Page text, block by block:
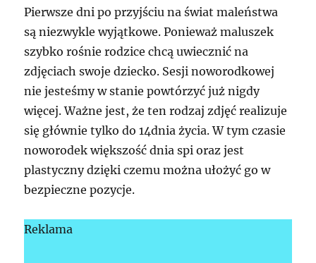
Pierwsze dni po przyjściu na świat maleństwa
są niezwykle wyjątkowe. Ponieważ maluszek
szybko rośnie rodzice chcą uwiecznić na
zdjęciach swoje dziecko. Sesji noworodkowej
nie jesteśmy w stanie powtórzyć już nigdy
więcej. Ważne jest, że ten rodzaj zdjęć realizuje
się głównie tylko do 14dnia życia. W tym czasie
noworodek większość dnia spi oraz jest
plastyczny dzięki czemu można ułożyć go w
bezpieczne pozycje.
Reklama